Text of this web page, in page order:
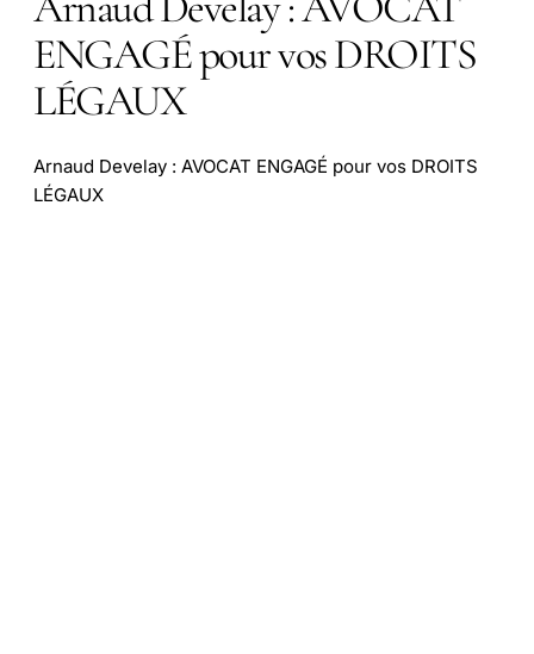
ENGAGÉ pour vos DROITS
LÉGAUX
Arnaud Develay : AVOCAT ENGAGÉ pour vos DROITS
LÉGAUX